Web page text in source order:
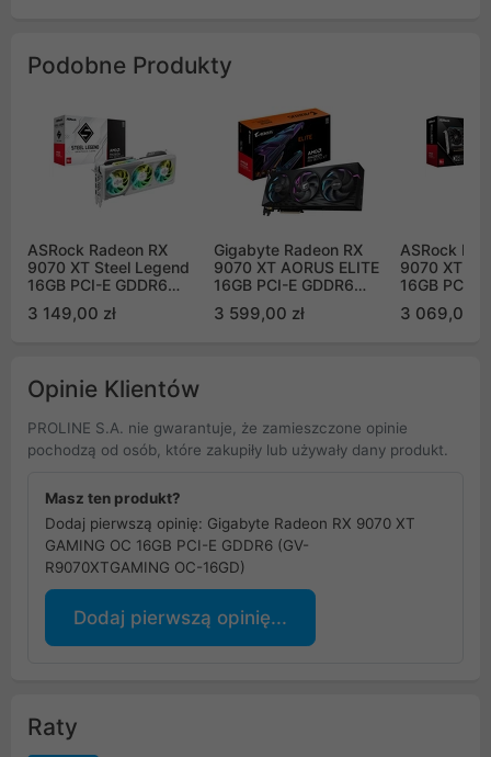
Podobne Produkty
ASRock Radeon RX
9070 XT Steel Legend
16GB PCI-E GDDR6
3 149,00 zł
Gigabyte Radeon RX
9070 XT AORUS ELITE
16GB PCI-E GDDR6
16GD)
3 599,00 zł
ASRock
9070 XT
16GB PCI-E
3 069,00 zł
Opinie Klientów
PROLINE S.A. nie gwarantuje, że zamieszczone opinie
pochodzą od osób, które zakupiły lub używały dany produkt.
Masz ten produkt?
Dodaj pierwszą opinię: Gigabyte Radeon RX 9070 XT
GAMING OC 16GB PCI-E GDDR6 (GV-
R9070XTGAMING OC-16GD)
Dodaj pierwszą opinię...
Raty